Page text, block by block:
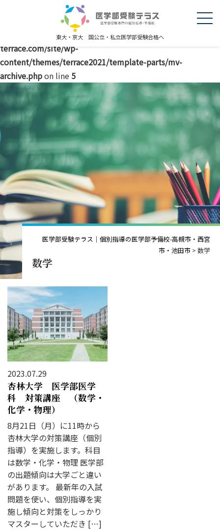
東大・京大 国公立・私立医学部受験合格へ
: explode() expects parameter 2 to be string, object
/home/r5227289/public_html/igakubujuken-
terrace.com/site/wp-
content/themes/terrace2021/template-parts/mv-
archive.phpon line 5
医学部受験テラス｜個別指導の医学部予備校-高槻市・西宮
市・池田市 > 数学
数学
2023.07.29
杏林大学 医学部医学
科 対策講座 （数学・
化学・物理）
8月21日（月）に11時から
杏林大学の対策講座（個別
指導）を実施します。科目
は数学・化学・物理 医学部
の出題傾向は大学ごと違い
があります。 最新年の入試
問題を使い、個別指導を実
施し傾向と対策をしっかり
マスターしていただき […]